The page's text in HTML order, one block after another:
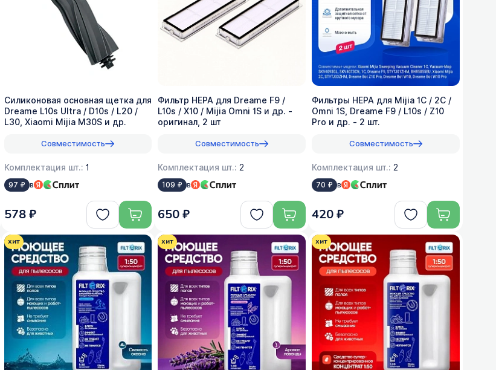
Силиконовая основная щетка для
Dreame L10s Ultra / D10s / L20 /
L30, Xiaomi Mijia M30S и др.
Совместимость
Комплектация шт.: 1
97 ₽ в
578 ₽
Фильтр HEPA для Dreame F9 /
L10s / X10 / Mijia Omni 1S и др. -
оригинал, 2 шт
Совместимость
Комплектация шт.:2
109 ₽ в
650 ₽
Фильтры HEPA для Mijia 1C / 2C /
Omni 1S, Dreame F9 / L10s / Z10
Pro и др. - 2 шт.
Совместимость
Комплектация шт.:2
70 ₽ в
420 ₽
хит хит хит